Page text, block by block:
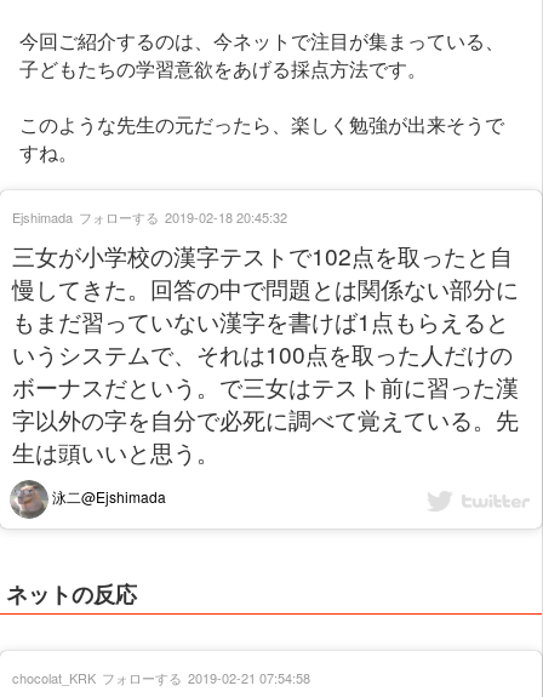
今回ご紹介するのは、今ネットで注目が集まっている、
子どもたちの学習意欲をあげる採点方法です。
このような先生の元だったら、楽しく勉強が出来そうで
すね。
三女が小学校の漢字テストで102点を取ったと自
慢してきた。回答の中で問題とは関係ない部分に
もまだ習っていない漢字を書けば1点もらえると
いうシステムで、それは100点を取った人だけの
ボーナスだという。で三女はテスト前に習った漢
字以外の字を自分で必死に調べて覚えている。先
生は頭いいと思う。
泳二@Ejshimada
Ejshimada フォローする 2019-02-18 20:45:32
ネットの反応
chocolat_KRK フォローする 2019-02-21 07:54:58